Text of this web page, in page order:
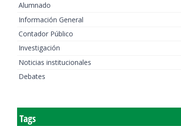
Alumnado
Información General
Contador Público
Investigación
Noticias institucionales
Debates
Tags